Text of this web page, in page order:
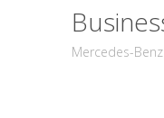
Mercedes-